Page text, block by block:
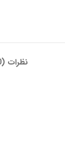
نظرات (0)